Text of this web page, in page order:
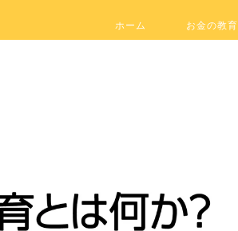
ホーム お金の教育